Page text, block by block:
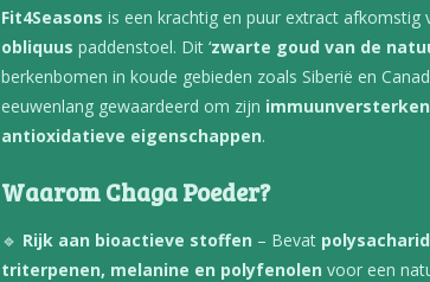
Fit4Seasons is een krachtig en puur extract afkomstig
obliquus paddenstoel. Dit ‘zwarte goud van de
berkenbomen in koude gebieden zoals Siberië en
eeuwenlang gewaardeerd om zijn
antioxidatieve eigenschappen.
Waarom Chaga Poeder?
🔹 Rijk aan bioactieve stoffen – Bevat
triterpenen, melanine en polyfenolen voor een